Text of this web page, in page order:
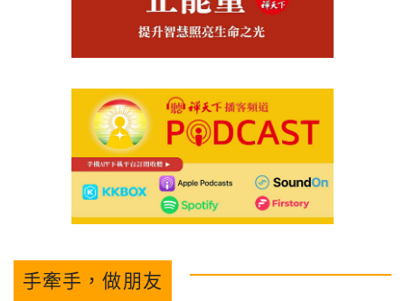
手牽手，做朋友